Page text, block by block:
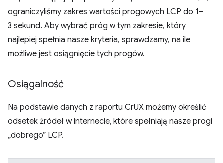
ograniczyliśmy zakres wartości progowych LCP do 1–
3 sekund. Aby wybrać próg w tym zakresie, który
najlepiej spełnia nasze kryteria, sprawdzamy, na ile
możliwe jest osiągnięcie tych progów.
Osiągalność
Na podstawie danych z raportu CrUX możemy określić
odsetek źródeł w internecie, które spełniają nasze progi
„dobrego” LCP.